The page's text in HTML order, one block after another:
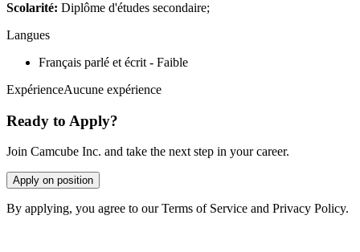
Scolarité: Diplôme d'études secondaire;
Langues
Français parlé et écrit - Faible
ExpérienceAucune expérience
Ready to Apply?
Join Camcube Inc. and take the next step in your career.
Apply on position
By applying, you agree to our Terms of Service and Privacy Policy.